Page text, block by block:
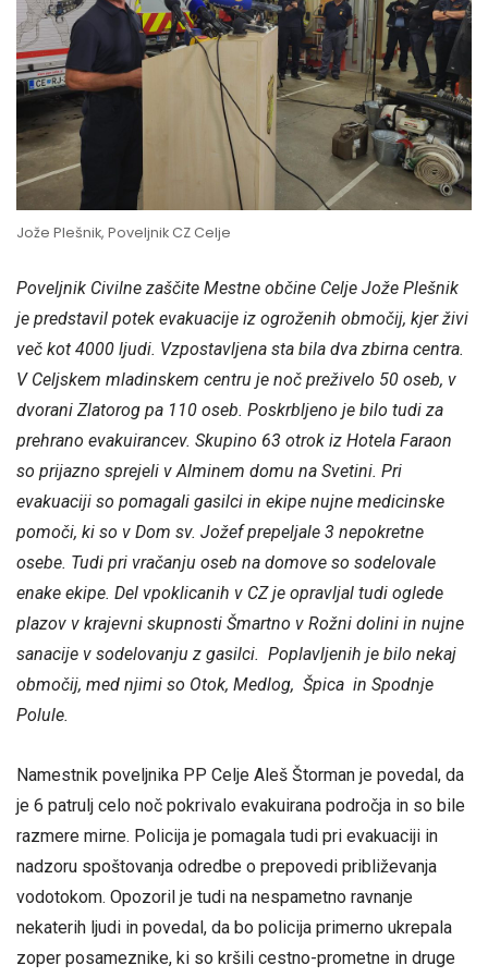
Jože Plešnik, Poveljnik CZ Celje
Poveljnik Civilne zaščite Mestne občine Celje Jože Plešnik
je predstavil potek evakuacije iz ogroženih območij, kjer živi
več kot 4000 ljudi. Vzpostavljena sta bila dva zbirna centra.
V Celjskem mladinskem centru je noč preživelo 50 oseb, v
dvorani Zlatorog pa 110 oseb. Poskrbljeno je bilo tudi za
prehrano evakuirancev. Skupino 63 otrok iz Hotela Faraon
so prijazno sprejeli v Alminem domu na Svetini. Pri
evakuaciji so pomagali gasilci in ekipe nujne medicinske
pomoči, ki so v Dom sv. Jožef prepeljale 3 nepokretne
osebe. Tudi pri vračanju oseb na domove so sodelovale
enake ekipe. Del vpoklicanih v CZ je opravljal tudi oglede
plazov v krajevni skupnosti Šmartno v Rožni dolini in nujne
sanacije v sodelovanju z gasilci. Poplavljenih je bilo nekaj
območij, med njimi so Otok, Medlog, Špica in Spodnje
Polule.
Namestnik poveljnika PP Celje Aleš Štorman je povedal, da
je 6 patrulj celo noč pokrivalo evakuirana področja in so bile
razmere mirne. Policija je pomagala tudi pri evakuaciji in
nadzoru spoštovanja odredbe o prepovedi približevanja
vodotokom. Opozoril je tudi na nespametno ravnanje
nekaterih ljudi in povedal, da bo policija primerno ukrepala
zoper posameznike, ki so kršili cestno-prometne in druge